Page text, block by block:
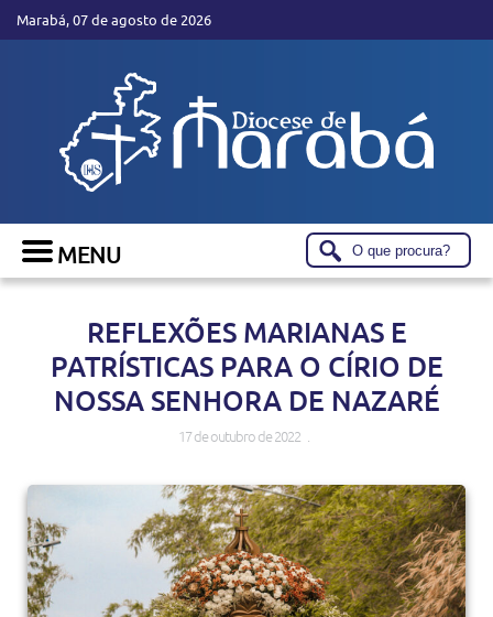
Marabá, 07 de agosto de 2026
REFLEXÕES MARIANAS E
PATRÍSTICAS PARA O CÍRIO DE
NOSSA SENHORA DE NAZARÉ
17 de outubro de 2022 .